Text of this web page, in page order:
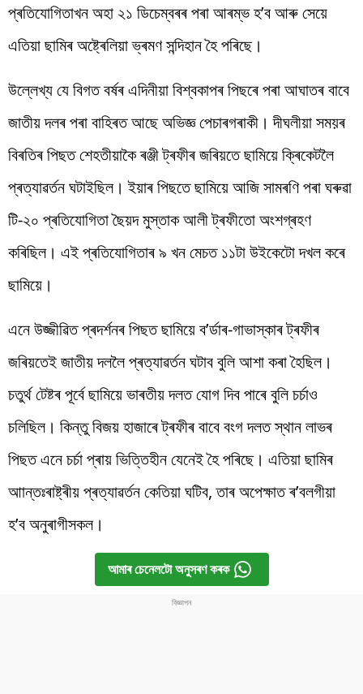
প্ৰতিযোগিতাখন অহা ২১ ডিচেম্বৰৰ পৰা আৰম্ভ হ’ব আৰু সেয়ে
এতিয়া ছামিৰ অষ্ট্ৰেলিয়া ভ্ৰমণ সন্দিহান হৈ পৰিছে।
উল্লেখ্য যে বিগত বৰ্ষৰ এদিনীয়া বিশ্বকাপৰ পিছৰে পৰা আঘাতৰ বাবে
জাতীয় দলৰ পৰা বাহিৰত আছে অভিজ্ঞ পেচাৰগৰাকী। দীঘলীয়া সময়ৰ
বিৰতিৰ পিছত শেহতীয়াকৈ ৰঞ্জী ট্ৰফীৰ জৰিয়তে ছামিয়ে ক্ৰিকেটলৈ
প্ৰত্যাৱৰ্তন ঘটাইছিল। ইয়াৰ পিছতে ছামিয়ে আজি সামৰণি পৰা ঘৰুৱা
টি-২০ প্ৰতিযোগিতা ছৈয়দ মুস্তাক আলী ট্ৰফীতো অংশগ্ৰহণ
কৰিছিল। এই প্ৰতিযোগিতাৰ ৯ খন মেচত ১১টা উইকেটো দখল কৰে
ছামিয়ে।
এনে উজ্জীৱিত প্ৰদৰ্শনৰ পিছত ছামিয়ে ব’ৰ্ডাৰ-গাভাস্কাৰ ট্ৰফীৰ
জৰিয়তেই জাতীয় দললৈ প্ৰত্যাৱৰ্তন ঘটাব বুলি আশা কৰা হৈছিল।
চতুৰ্থ টেষ্টৰ পূৰ্বে ছামিয়ে ভাৰতীয় দলত যোগ দিব পাৰে বুলি চৰ্চাও
চলিছিল। কিন্তু বিজয় হাজাৰে ট্ৰফীৰ বাবে বংগ দলত স্থান লাভৰ
পিছত এনে চৰ্চা প্ৰায় ভিত্তিহীন যেনেই হৈ পৰিছে। এতিয়া ছামিৰ
আান্তঃৰাষ্ট্ৰীয় প্ৰত্যাৱৰ্তন কেতিয়া ঘটিব, তাৰ অপেক্ষাত ৰ’বলগীয়া
হ’ব অনুৰাগীসকল।
আমাৰ চেনেলটো অনুসৰণ কৰক